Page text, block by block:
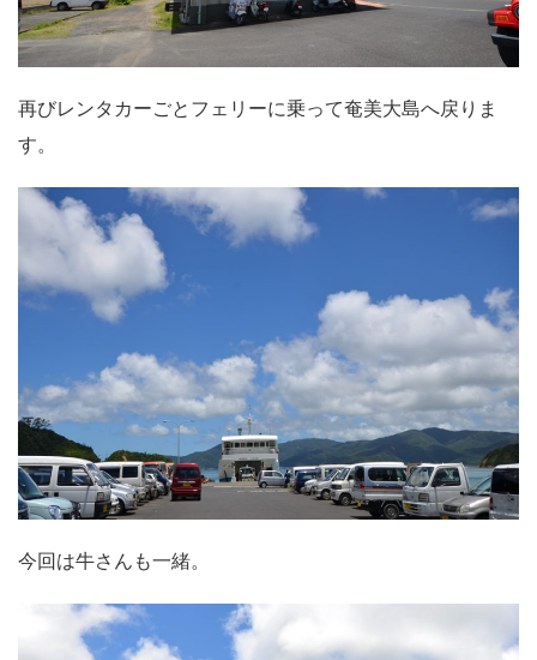
再びレンタカーごとフェリーに乗って奄美大島へ戻りま
す。
今回は牛さんも一緒。